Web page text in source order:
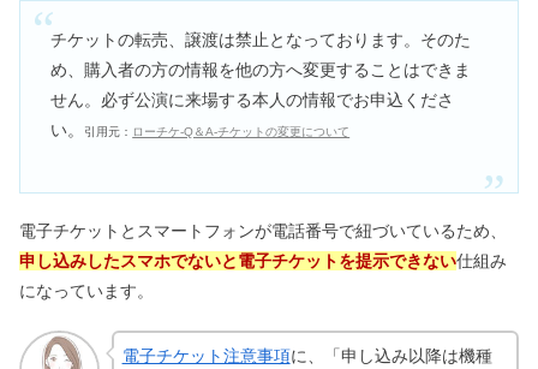
チケットの転売、譲渡は禁止となっております。そのた
め、購入者の方の情報を他の方へ変更することはできま
せん。必ず公演に来場する本人の情報でお申込くださ
い。
引用元： ローチケ‐Q＆A‐チケットの変更について
電子チケットとスマートフォンが電話番号で紐づいているため、
申し込みしたスマホでないと電子チケットを提示できない仕組み
になっています。
電子チケット注意事項に、「申し込み以降は機種